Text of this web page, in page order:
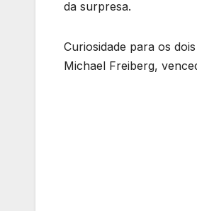
da surpresa.
Curiosidade para os
Michael Freiberg,